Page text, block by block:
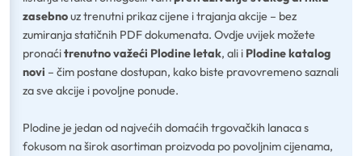
zasebnouz trenutni prikaz cijene i trajanja akcije – bez
zumiranja statičnih PDF dokumenata. Ovdje uvijek možete
pronaćitrenutno važeći Plodine letak, ali i Plodine katalog
novi – čim postane dostupan, kako biste pravovremeno saznali
za sve akcije i povoljne ponude.
Plodine je jedan od najvećih domaćih trgovačkih lanaca s
fokusom na širok asortiman proizvoda po povoljnim cijenama,